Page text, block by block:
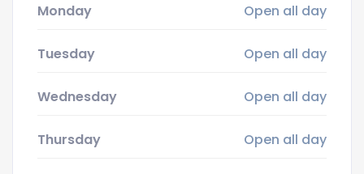
Monday
Open all day
Tuesday Open all day
Wednesday Open all day
Thursday Open all day